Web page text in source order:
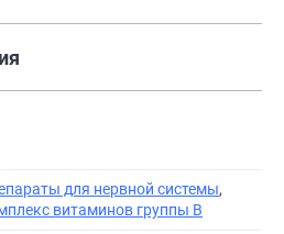
для нервной системы,
витаминов группы B